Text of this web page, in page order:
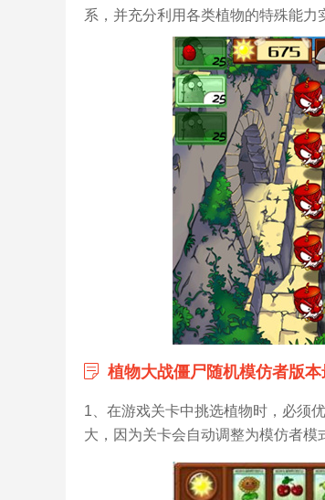
系，并充分利用各类植物的特殊能力
植物大战僵尸随机模仿者版
1、在游戏关卡中挑选植物时，必须
大，因为关卡会自动调整为模仿者模